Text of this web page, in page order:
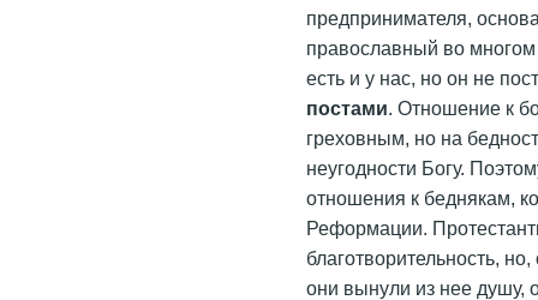
предпринимателя,
православный во многом
есть и у нас, но он не
постами. Отношение к
греховным, но на
неугодности Богу.
отношения к беднякам,
Реформации.
благотворительность,
они вынули из нее душу,